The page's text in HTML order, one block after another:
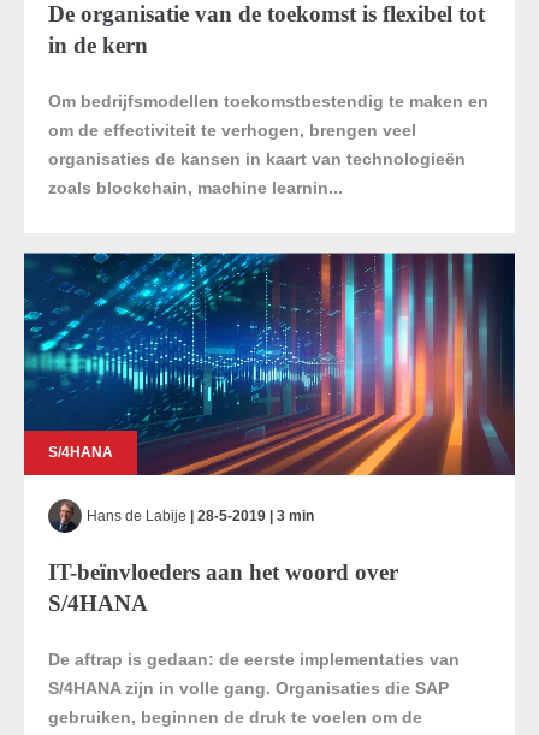
De organisatie van de toekomst is flexibel tot
in de kern
Om bedrijfsmodellen toekomstbestendig te maken en
om de effectiviteit te verhogen, brengen veel
organisaties de kansen in kaart van technologieën
zoals blockchain, machine learnin...
S/4HANA
Hans de Labije | 28-5-2019 | 3 min
IT-beïnvloeders aan het woord over
S/4HANA
De aftrap is gedaan: de eerste implementaties van
S/4HANA zijn in volle gang. Organisaties die SAP
gebruiken, beginnen de druk te voelen om de